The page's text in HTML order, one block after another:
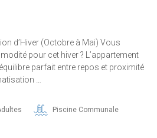
d’Hiver (Octobre à Mai) Vous
pour cet hiver ? L’appartement
parfait entre repos et proximité
…
Piscine Communale